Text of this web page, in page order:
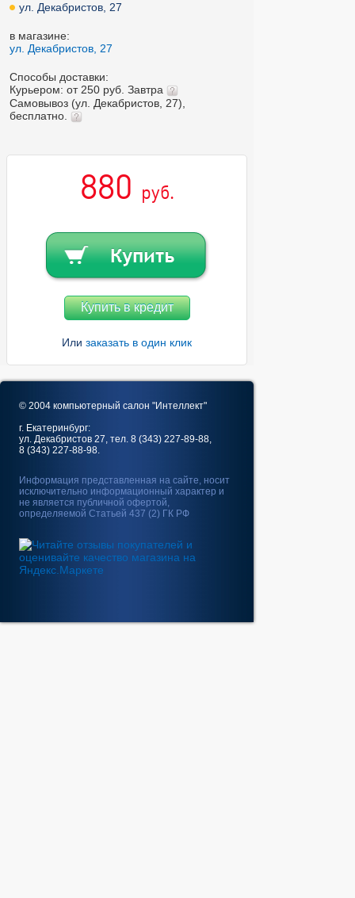
ул. Декабристов, 27
в магазине:
ул. Декабристов, 27
Способы доставки:
Курьером: от 250 руб. Завтра
Самовывоз (ул. Декабристов, 27),
бесплатно.
880 руб.
Купить в кредит
Или заказать в один клик
© 2004 компьютерный салон "Интеллект"
г. Екатеринбург:
ул. Декабристов 27, тел. 8 (343) 227-89-88,
8 (343) 227-88-98.
Информация представленная на сайте, носит
исключительно информационный характер и
не является публичной офертой,
определяемой Статьей 437 (2) ГК РФ